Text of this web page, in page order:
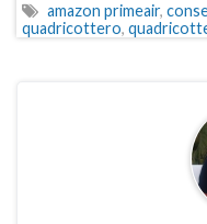
amazon primeair,
quadricottero,